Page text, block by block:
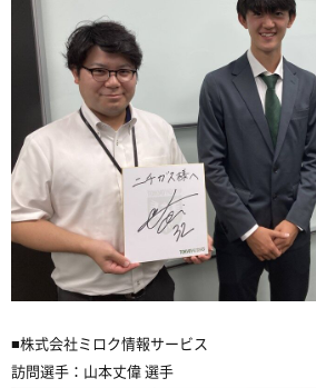
■株式会社ミロク情報サービス
訪問選手：山本丈偉 選手